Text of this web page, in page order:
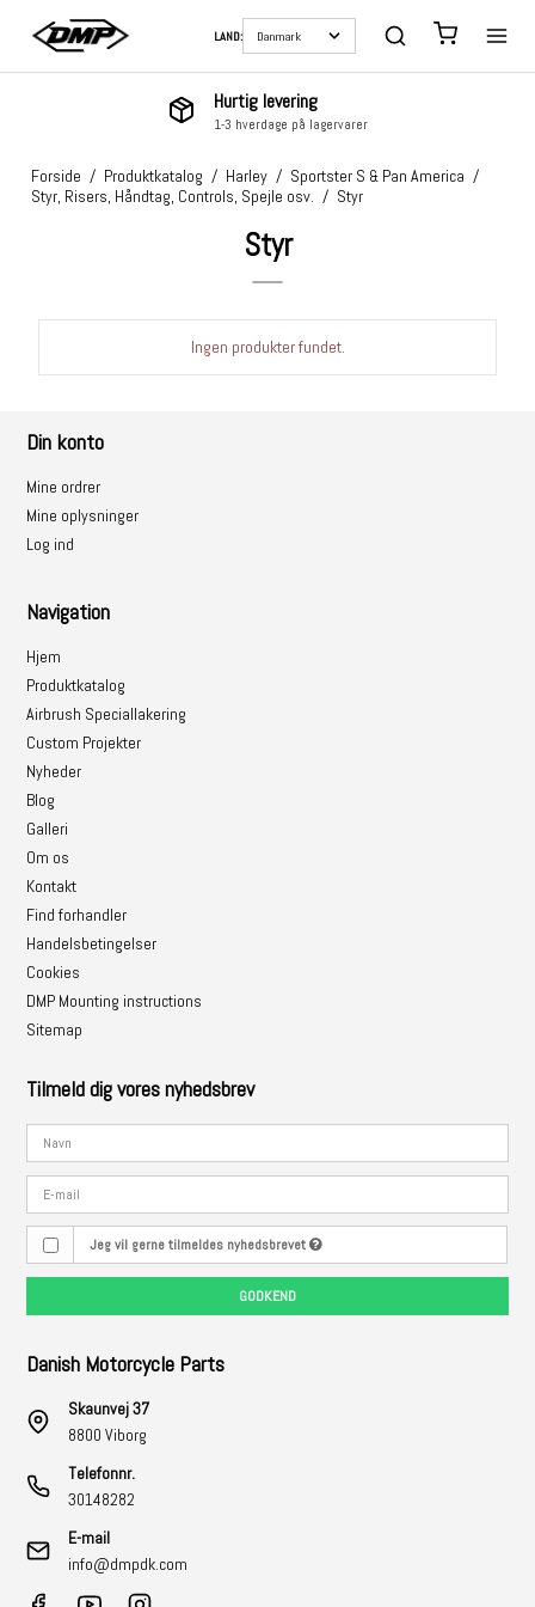
LAND:
Hurtig levering
1-3 hverdage på lagervarer
Forside / Produktkatalog / Harley / Sportster S & Pan America /
Styr, Risers, Håndtag, Controls, Spejle osv. / Styr
Styr
Ingen produkter fundet.
Din konto
Mine ordrer
Mine oplysninger
Log ind
Navigation
Hjem
Produktkatalog
Airbrush Speciallakering
Custom Projekter
Nyheder
Blog
Galleri
Om os
Kontakt
Find forhandler
Handelsbetingelser
Cookies
DMP Mounting instructions
Sitemap
Tilmeld dig vores nyhedsbrev
Jeg vil gerne tilmeldes nyhedsbrevet
GODKEND
Danish Motorcycle Parts
Skaunvej 37
8800 Viborg
Telefonnr.
30148282
E-mail
info@dmpdk.com